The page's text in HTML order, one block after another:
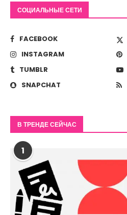
СОЦИАЛЬНЫЕ СЕТИ
FACEBOOK
INSTAGRAM
TUMBLR
SNAPCHAT
В ТРЕНДЕ СЕЙЧАС
1